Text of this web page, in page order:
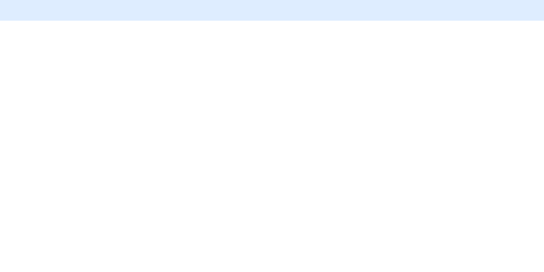
tanpa mengorbankan kualitas dan rasa.